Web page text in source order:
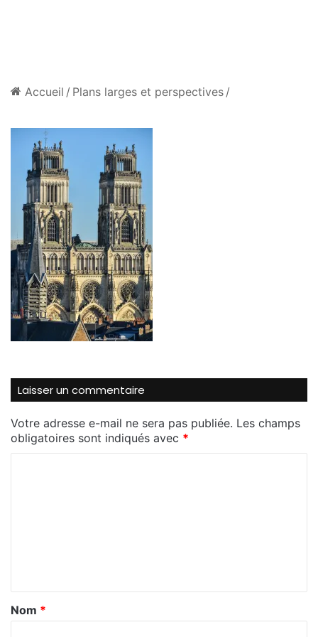
Accueil / Plans larges et perspectives /
Laisser un commentaire
Votre adresse e-mail ne sera pas publiée. Les champs
obligatoires sont indiqués avec *
t
a
Nom *